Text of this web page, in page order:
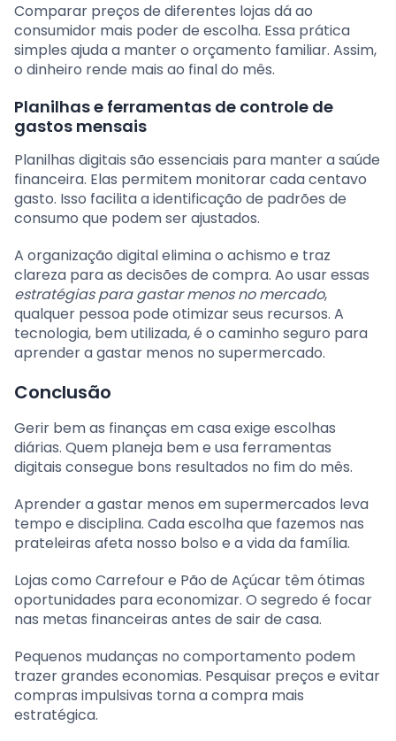
Comparar preços de diferentes lojas dá ao
consumidor mais poder de escolha. Essa prática
simples ajuda a manter o orçamento familiar. Assim,
o dinheiro rende mais ao final do mês.
Planilhas e ferramentas de controle de
gastos mensais
Planilhas digitais são essenciais para manter a saúde
financeira. Elas permitem monitorar cada centavo
gasto. Isso facilita a identificação de padrões de
consumo que podem ser ajustados.
A organização digital elimina o achismo e traz
clareza para as decisões de compra. Ao usar essas
estratégias para gastar menos no mercado,
qualquer pessoa pode otimizar seus recursos. A
tecnologia, bem utilizada, é o caminho seguro para
aprender a gastar menos no supermercado.
Conclusão
Gerir bem as finanças em casa exige escolhas
diárias. Quem planeja bem e usa ferramentas
digitais consegue bons resultados no fim do mês.
Aprender a gastar menos em supermercados leva
tempo e disciplina. Cada escolha que fazemos nas
prateleiras afeta nosso bolso e a vida da família.
Lojas como Carrefour e Pão de Açúcar têm ótimas
oportunidades para economizar. O segredo é focar
nas metas financeiras antes de sair de casa.
Pequenos mudanças no comportamento podem
trazer grandes economias. Pesquisar preços e evitar
compras impulsivas torna a compra mais
estratégica.